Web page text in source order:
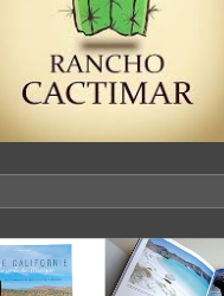
ECO-RANCH
MER & DÉSERT
LE RANCH